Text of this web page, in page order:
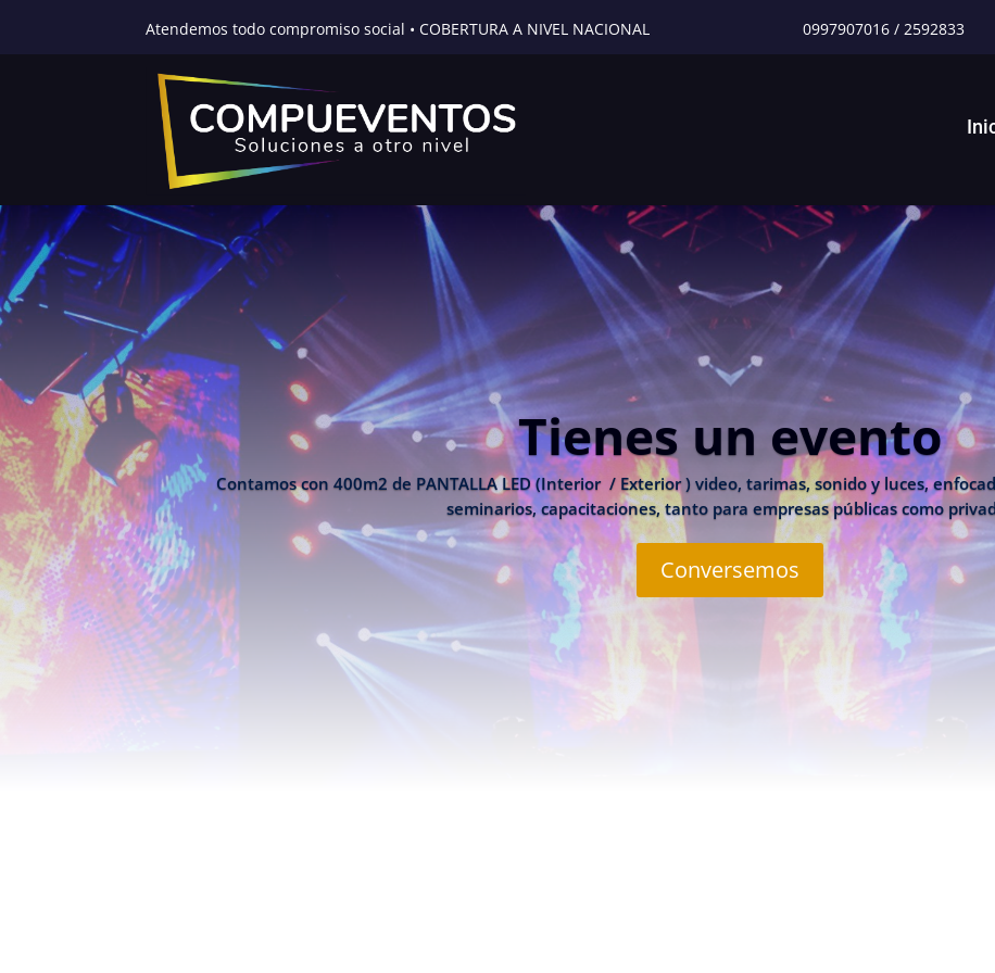
Atendemos todo compromiso social • COBERTURA A NIVEL NACIONAL 0997907016 /2592833
Tienes un evento
Contamos con 400m2 de PANTALLA LED (Interior / Exterior ) video, tarimas, sonido y luces,
seminarios, capacitaciones, tanto para empresas públicas como
Conversemos